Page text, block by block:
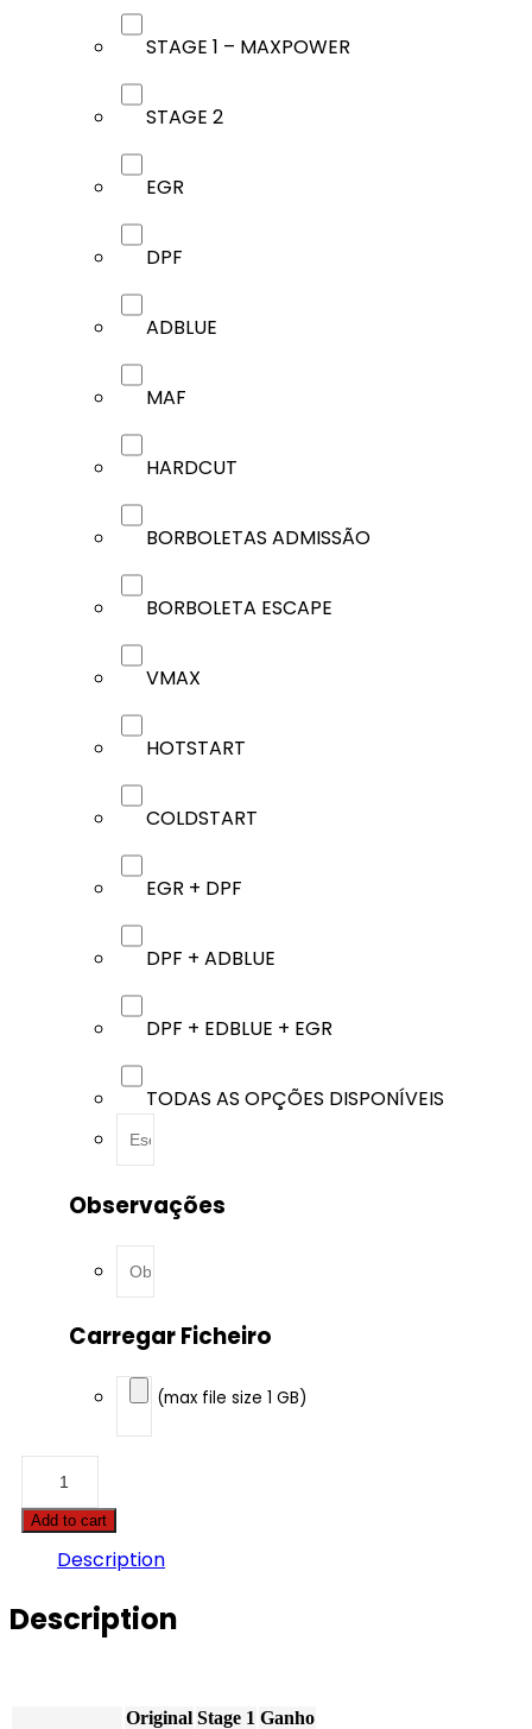
STAGE 1 – MAXPOWER
STAGE 2
EGR
DPF
ADBLUE
MAF
HARDCUT
BORBOLETAS ADMISSÃO
BORBOLETA ESCAPE
VMAX
HOTSTART
COLDSTART
EGR + DPF
DPF + ADBLUE
DPF + EDBLUE + EGR
TODAS AS OPÇÕES DISPONÍVEIS
Observações
Carregar Ficheiro
(max file size 1 GB)
Romeo
-
Brera
20V
200hp
Add to cart
Description
Description
Original Stage 1 Ganho